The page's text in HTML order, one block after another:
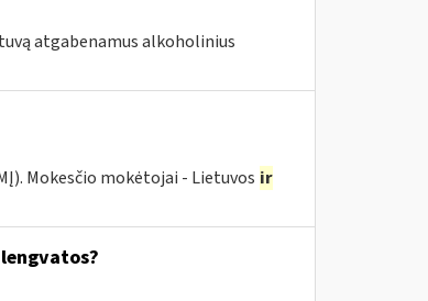
atgabenamus alkoholinius
Mokesčio mokėtojai - Lietuvos ir